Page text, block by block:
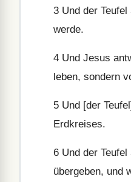
3 Und der
werde.
4 Und Jesus
leben, sondern
5 Und [der
Erdkreises.
6 Und der
übergeben, und